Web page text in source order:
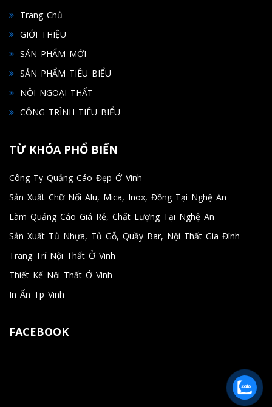
Trang Chủ
GIỚI THIỆU
SẢN PHẨM MỚI
SẢN PHẨM TIÊU BIỂU
NỘI NGOẠI THẤT
CÔNG TRÌNH TIÊU BIỂU
TỪ KHÓA PHỔ BIẾN
Công Ty Quảng Cáo Đẹp Ở Vinh
Sản Xuất Chữ Nổi Alu, Mica, Inox, Đồng Tại Nghệ An
Làm Quảng Cáo Giá Rẻ, Chất Lượng Tại Nghệ An
Sản Xuất Tủ Nhựa, Tủ Gỗ, Quầy Bar, Nội Thất Gia Đình
Trang Trí Nội Thất Ở Vinh
Thiết Kế Nội Thất Ở Vinh
In Ấn Tp Vinh
FACEBOOK